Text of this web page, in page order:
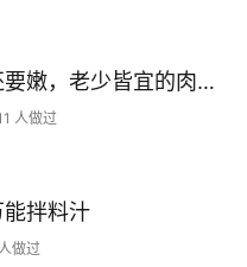
比布丁还要嫩，老少皆宜的肉沫蒸蛋
人做过
拌料汁
做过